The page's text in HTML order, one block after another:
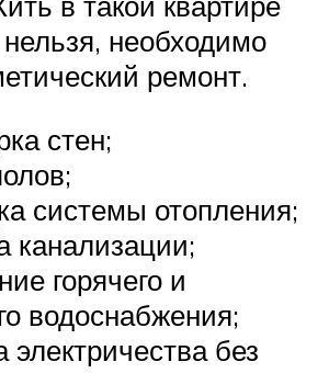
необходимо
ремонт.
стен;
системы отопления;
канализации;
горячего и
водоснабжения;
электричества без